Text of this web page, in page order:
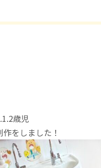
歳児
作をしました！